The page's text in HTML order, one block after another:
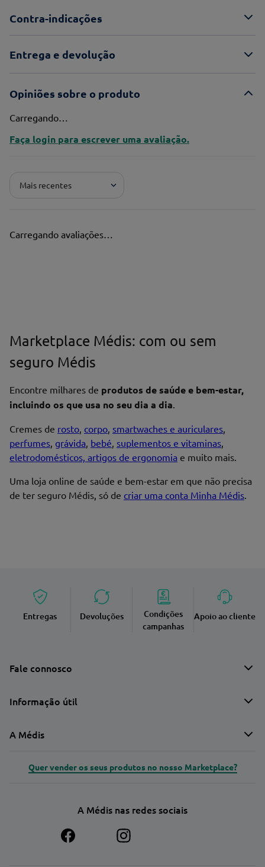
Contra-indicações
Entrega e devolução
Opiniões sobre o produto
Carregando…
Faça login para escrever uma avaliação.
Mais recentes
Carregando avaliações…
Marketplace Médis: com ou sem
seguro Médis
Encontre milhares de produtos de saúde e bem-estar,
incluindo os que usa no seu dia a dia.
Cremes de rosto, corpo, smartwaches e auriculares,
perfumes, grávida, bebé, suplementos e vitaminas,
eletrodomésticos, artigos de ergonomia e muito mais.
Uma loja online de saúde e bem-estar em que não precisa
de ter seguro Médis, só de criar uma conta Minha Médis.
Entregas Devoluções
Condições
campanhas
Apoio ao cliente
Fale connosco
Informação útil
A Médis
Quer vender os seus produtos no nosso Marketplace?
A Médis nas redes sociais